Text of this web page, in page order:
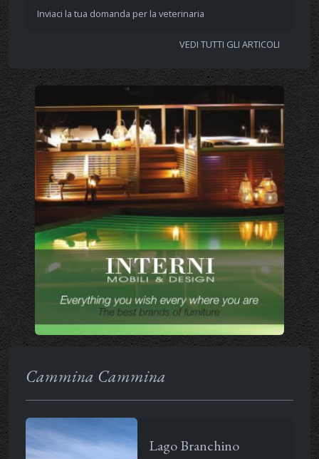
Inviaci la tua domanda per la veterinaria
VEDI TUTTI GLI ARTICOLI
Cammina Cammina
Lago Branchino